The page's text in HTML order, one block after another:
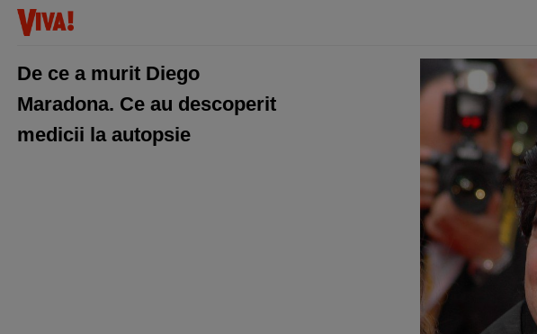
De ce a murit Diego
Maradona. Ce au descoperit
medicii la autopsie